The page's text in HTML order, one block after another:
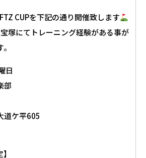
CUPを下記の通り開催致します
塚にてトレーニング経験がある事が
日
部
道ケ平605